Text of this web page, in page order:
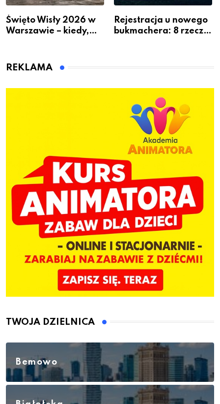
Święto Wisły 2026 w
Warszawie – kiedy,
Rejestracja u nowego
bukmachera: 8 rzeczy,
REKLAMA
TWOJA DZIELNICA
Bemowo